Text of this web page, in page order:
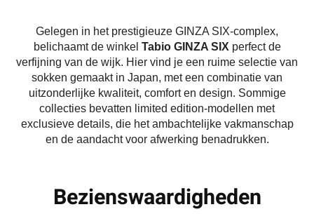
Gelegen in het prestigieuze GINZA SIX-complex,
belichaamt de winkel Tabio GINZA SIX perfect de
verfijning van de wijk. Hier vind je een ruime selectie van
sokken gemaakt in Japan, met een combinatie van
uitzonderlijke kwaliteit, comfort en design. Sommige
collecties bevatten limited edition-modellen met
exclusieve details, die het ambachtelijke vakmanschap
en de aandacht voor afwerking benadrukken.
Bezienswaardigheden